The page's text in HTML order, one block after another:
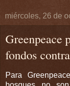
miércoles, 26 de
Greenpeace
fondos
Para